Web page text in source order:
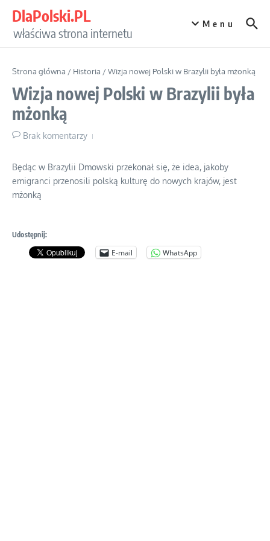
DlaPolski.PL
właściwa strona internetu
Menu
Strona główna / Historia /Wizja nowej Polski w Brazylii była mżonką
Wizja nowej Polski w Brazylii była
mżonką
Brak komentarzy
Będąc w Brazylii Dmowski przekonał się, że idea, jakoby
emigranci przenosili polską kulturę do nowych krajów, jest
mżonką
Udostępnij:
E-mail WhatsApp